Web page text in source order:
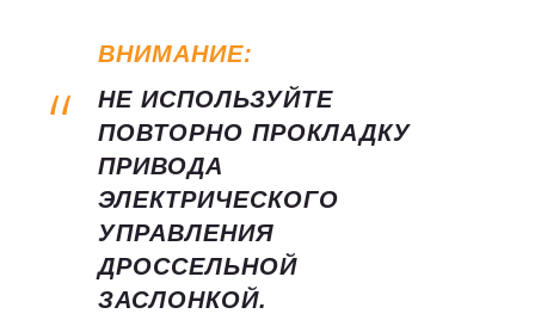
ВНИМАНИЕ:
НЕ ИСПОЛЬЗУЙТЕ
ПОВТОРНО ПРОКЛАДКУ
ПРИВОДА
ЭЛЕКТРИЧЕСКОГО
УПРАВЛЕНИЯ
ДРОССЕЛЬНОЙ
ЗАСЛОНКОЙ.